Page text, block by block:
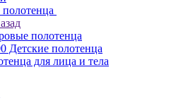
полотенца
Детские полотенца
для лица и тела